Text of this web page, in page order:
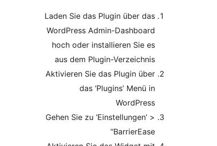
Laden Sie das Plugin über das
WordPress Admin-Dashboard
hoch oder installieren Sie es
aus dem Plugin-Verzeichnis
Aktivieren Sie das Plugin über
das ‘Plugins’ Menü in
Gehen Sie zu ‘Einstellungen’ >